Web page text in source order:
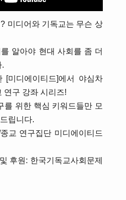
미디어와 기독교는 무슨 상
알아야 현대 사회를 좀 더
.
[미디에이티드]에서 야심차
연구 강좌 시리즈!
를 위한 핵심 키워드들만 모
립니다.
교 연구집단 미디에이티드
후원: 한국기독교사회문제